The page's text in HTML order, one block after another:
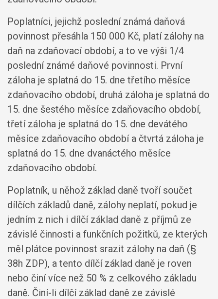
Poplatníci, jejichž poslední známá daňová
povinnost přesáhla 150 000 Kč, platí zálohy na
daň na zdaňovací období, a to ve výši 1/4
poslední známé daňové povinnosti. První
záloha je splatná do 15. dne třetího měsíce
zdaňovacího období, druhá záloha je splatná do
15. dne šestého měsíce zdaňovacího období,
třetí záloha je splatná do 15. dne devátého
měsíce zdaňovacího období a čtvrtá záloha je
splatná do 15. dne dvanáctého měsíce
zdaňovacího období.
Poplatník, u něhož základ daně tvoří součet
dílčích základů daně, zálohy neplatí, pokud je
jedním z nich i dílčí základ daně z příjmů ze
závislé činnosti a funkčních požitků, ze kterých
měl plátce povinnost srazit zálohy na daň (§
38h ZDP), a tento dílčí základ daně je roven
nebo činí více než 50 % z celkového základu
daně. Činí-li dílčí základ daně ze závislé